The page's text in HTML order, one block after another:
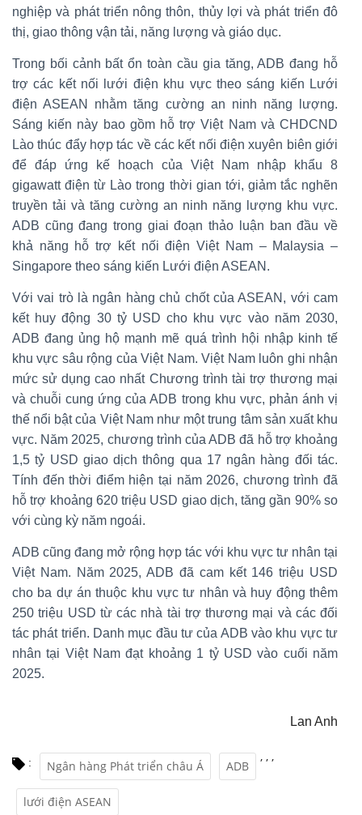
nghiệp và phát triển nông thôn, thủy lợi và phát triển đô
thị, giao thông vận tải, năng lượng và giáo dục.
Trong bối cảnh bất ổn toàn cầu gia tăng, ADB đang hỗ
trợ các kết nối lưới điện khu vực theo sáng kiến Lưới
điện ASEAN nhằm tăng cường an ninh năng lượng.
Sáng kiến này bao gồm hỗ trợ Việt Nam và CHDCND
Lào thúc đẩy hợp tác về các kết nối điện xuyên biên giới
để đáp ứng kế hoạch của Việt Nam nhập khẩu 8
gigawatt điện từ Lào trong thời gian tới, giảm tắc nghẽn
truyền tải và tăng cường an ninh năng lượng khu vực.
ADB cũng đang trong giai đoạn thảo luận ban đầu về
khả năng hỗ trợ kết nối điện Việt Nam – Malaysia –
Singapore theo sáng kiến Lưới điện ASEAN.
Với vai trò là ngân hàng chủ chốt của ASEAN, với cam
kết huy động 30 tỷ USD cho khu vực vào năm 2030,
ADB đang ủng hộ mạnh mẽ quá trình hội nhập kinh tế
khu vực sâu rộng của Việt Nam. Việt Nam luôn ghi nhận
mức sử dụng cao nhất Chương trình tài trợ thương mại
và chuỗi cung ứng của ADB trong khu vực, phản ánh vị
thế nổi bật của Việt Nam như một trung tâm sản xuất khu
vực. Năm 2025, chương trình của ADB đã hỗ trợ khoảng
1,5 tỷ USD giao dịch thông qua 17 ngân hàng đối tác.
Tính đến thời điểm hiện tại năm 2026, chương trình đã
hỗ trợ khoảng 620 triệu USD giao dịch, tăng gần 90% so
với cùng kỳ năm ngoái.
ADB cũng đang mở rộng hợp tác với khu vực tư nhân tại
Việt Nam. Năm 2025, ADB đã cam kết 146 triệu USD
cho ba dự án thuộc khu vực tư nhân và huy động thêm
250 triệu USD từ các nhà tài trợ thương mại và các đối
tác phát triển. Danh mục đầu tư của ADB vào khu vực tư
nhân tại Việt Nam đạt khoảng 1 tỷ USD vào cuối năm
2025.
Lan Anh
: Ngân hàng Phát triển châu Á
,
ADB
,
lưới điện ASEAN
,